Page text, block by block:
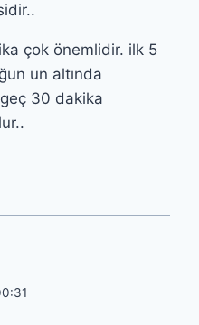
çok önemlidir. ilk 5
un altında
geç 30 dakika